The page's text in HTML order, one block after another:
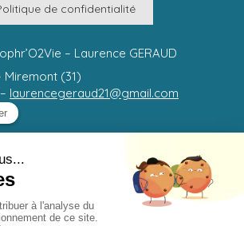
de confidentialité
– Laurence GERAUD
(31)
laurencegeraud21@gmail.com
consommation-smp.fr
99 route de Beaumont
31190 MIREMONT